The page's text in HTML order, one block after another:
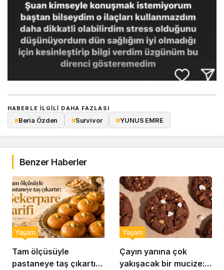
HABERLE ILGILI DAHA FAZLASI
#Beria Özden #Survivor #YUNUS EMRE
Benzer Haberler
Tam ölçüsüyle
pastaneye taş çıkartır:
Yaşam
Çayın yanına çok
yakışacak bir mucize:
Yaşam